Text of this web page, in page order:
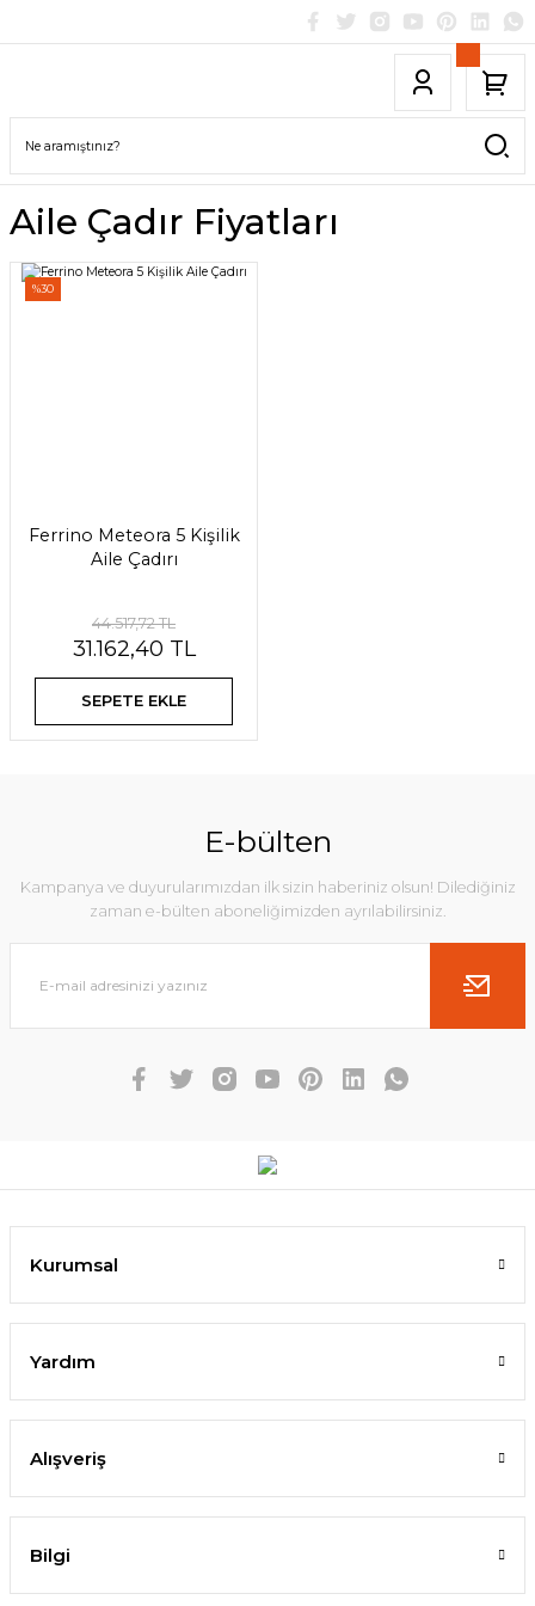
Aile Çadır Fiyatları
%30
Ferrino Meteora 5 Kişilik
Aile Çadırı
44.517,72 TL
31.162,40 TL
SEPETE EKLE
E-bülten
Kampanya ve duyurularımızdan ilk sizin haberiniz olsun! Dilediğiniz
zaman e-bülten aboneliğimizden ayrılabilirsiniz.
Kurumsal
Yardım
Alışveriş
Bilgi